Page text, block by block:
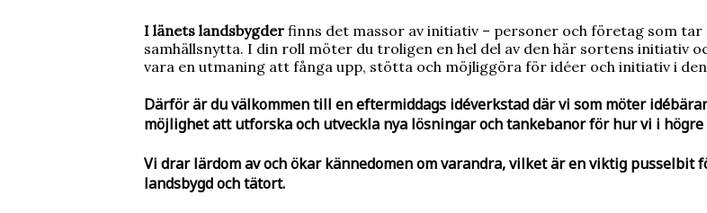
I länets landsbygder finns det massor av initiativ – personer och företag som
samhällsnytta. I din roll möter du troligen en hel del av den här sortens initiativ
vara en utmaning att fånga upp, stötta och möjliggöra för idéer och initiativ i
Därför är du välkommen till en eftermiddags idéverkstad där vi som möter
möjlighet att utforska och utveckla nya lösningar och tankebanor för hur vi i
Vi drar lärdom av och ökar kännedomen om varandra, vilket är en viktig
landsbygd och tätort.